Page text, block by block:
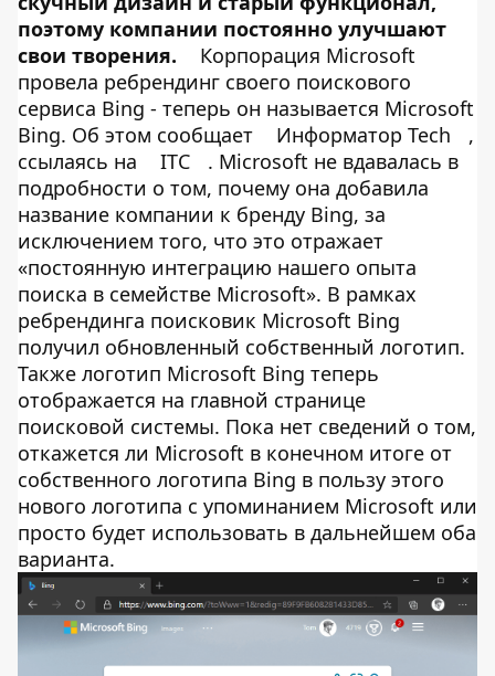
поэтому компании постоянно улучшают
свои творения.
Корпорация Microsoft
провела ребрендинг своего поискового
сервиса Bing - теперь он называется Microsoft
Bing. Об этом сообщает
Информатор Tech
,
ссылаясь на
ITC
. Microsoft не вдавалась в
подробности о том, почему она добавила
название компании к бренду Bing, за
исключением того, что это отражает
«постоянную интеграцию нашего опыта
поиска в семействе Microsoft». В рамках
ребрендинга поисковик Microsoft Bing
получил обновленный собственный логотип.
Также логотип Microsoft Bing теперь
отображается на главной странице
поисковой системы. Пока нет сведений о том,
откажется ли Microsoft в конечном итоге от
собственного логотипа Bing в пользу этого
нового логотипа с упоминанием Microsoft или
просто будет использовать в дальнейшем оба
варианта.